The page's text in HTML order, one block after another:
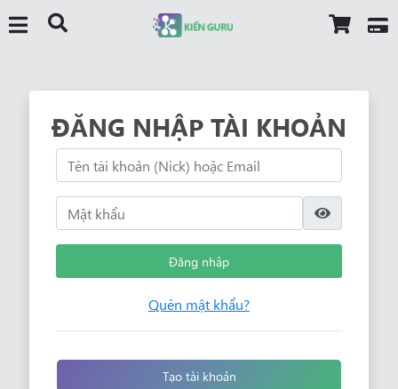
ĐĂNG NHẬP TÀI KHOẢN
Đăng nhập
Quên mật khẩu?
Tạo tài khoản